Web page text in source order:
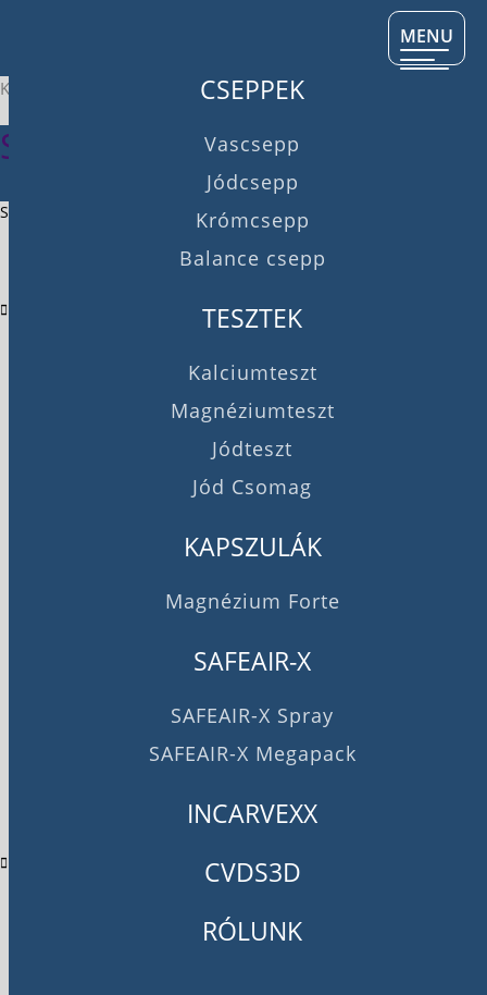
MENU
CSEPPEK
Vascsepp
Jódcsepp
Krómcsepp
Balance csepp
TESZTEK
Kalciumteszt
Magnéziumteszt
Jódteszt
Jód Csomag
KAPSZULÁK
Magnézium Forte
SAFEAIR-X
SAFEAIR-X Spray
SAFEAIR-X Megapack
INCARVEXX
CVDS3D
RÓLUNK
Kezdőlap
SafeAir-x
Showing all 2 results